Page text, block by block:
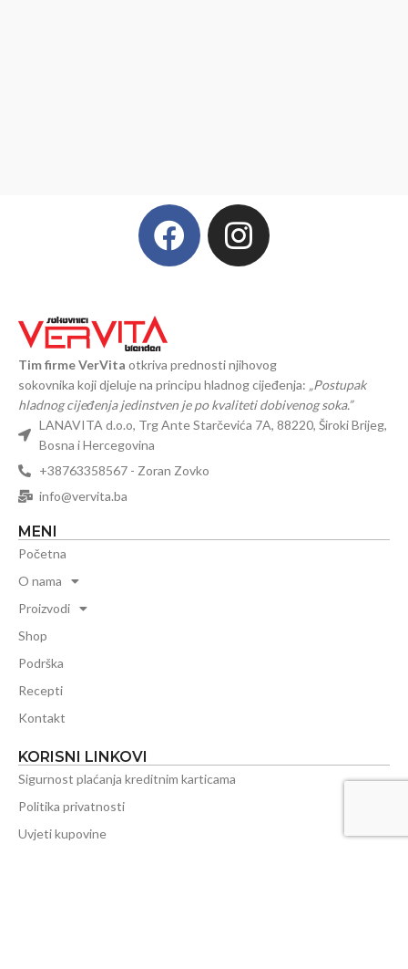
Tim firme VerVita otkriva prednosti njihovog
sokovnika koji djeluje na principu hladnog cijeđenja: „Postupak
hladnog cijeđenja jedinstven je po kvaliteti dobivenog soka.”
LANAVITA d.o.o, Trg Ante Starčevića 7A, 88220, Široki Brijeg,
Bosna i Hercegovina
+38763358567 - Zoran Zovko
info@vervita.ba
MENI
Početna
O nama
Proizvodi
Shop
Podrška
Recepti
Kontakt
KORISNI LINKOVI
Sigurnost plaćanja kreditnim karticama
Politika privatnosti
Uvjeti kupovine